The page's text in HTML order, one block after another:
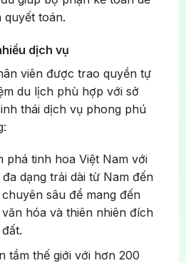
quyết toán.
dịch vụ
viên được trao quyền tự
du lịch phù hợp với sở
thái dịch vụ phong phú
phá tinh hoa Việt Nam với
dạng trải dài từ Nam đến
sâu để mang đến
hóa và thiên nhiên đích
tầm thế giới với hơn 200